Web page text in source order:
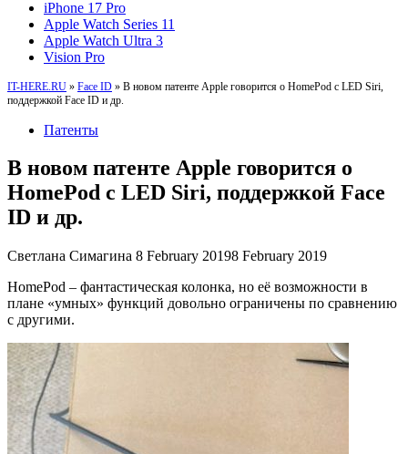
iPhone 17 Pro
Apple Watch Series 11
Apple Watch Ultra 3
Vision Pro
IT-HERE.RU » Face ID » В новом патенте Apple говорится о HomePod с LED Siri,
поддержкой Face ID и др.
Патенты
В новом патенте Apple говорится о
HomePod с LED Siri, поддержкой Face
ID и др.
Светлана Симагина 8 February 20198 February 2019
HomePod – фантастическая колонка, но её возможности в
плане «умных» функций довольно ограничены по сравнению
с другими.